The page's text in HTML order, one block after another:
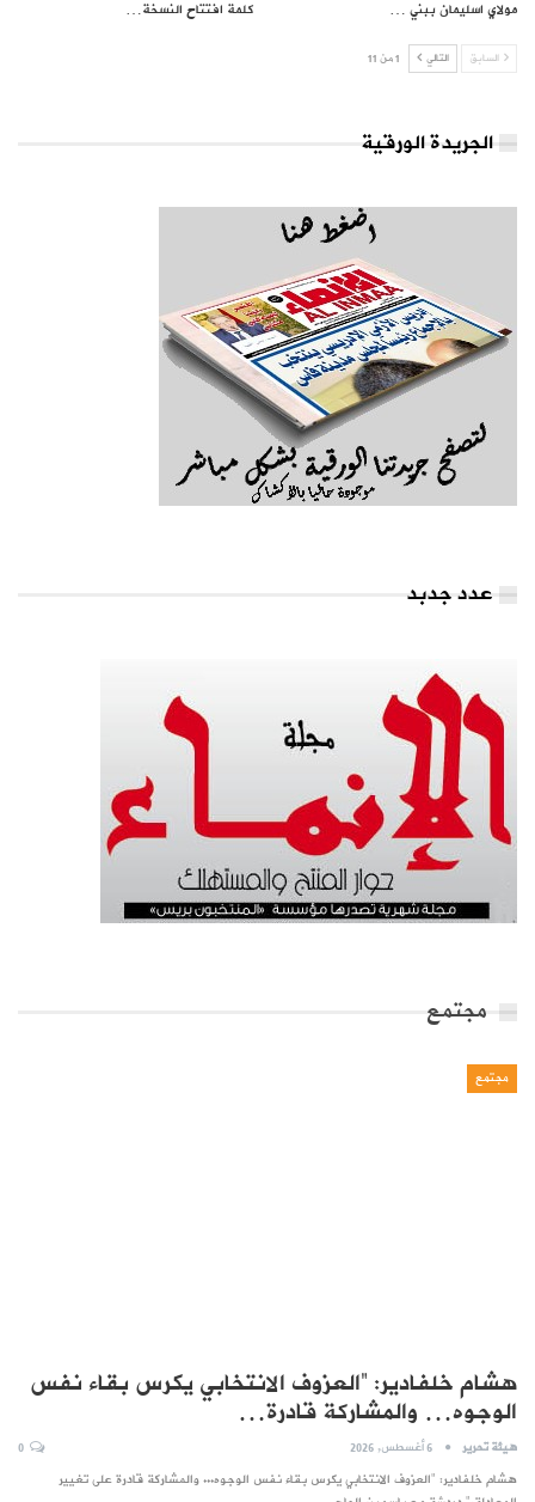
مولاي اسليمان ببني …
كلمة افتتاح النسخة…
السابق التالي 1 من 11
الجريدة الورقية
عدد جدبد
مجتمع
مجتمع
هشام خلفادير: “العزوف الانتخابي يكرس بقاء نفس
الوجوه… والمشاركة قادرة…
هيئة تحرير 6 أغسطس, 2026
هشام خلفادير: "العزوف الانتخابي يكرس بقاء نفس الوجوه... والمشاركة قادرة على تغيير